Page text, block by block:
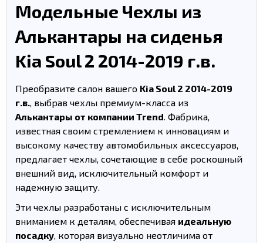
Модельные Чехлы из
Алькантары на сиденья
Kia Soul 2 2014-2019 г.в.
Преобразите салон вашего Kia Soul 2 2014-2019
г.в., выбрав чехлы премиум-класса из
Алькантары от компании Trend. Фабрика,
известная своим стремлением к инновациям и
высокому качеству автомобильных аксессуаров,
предлагает чехлы, сочетающие в себе роскошный
внешний вид, исключительный комфорт и
надежную защиту.
Эти чехлы разработаны с исключительным
вниманием к деталям, обеспечивая идеальную
посадку, которая визуально неотличима от